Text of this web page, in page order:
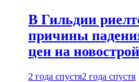
В Гильдии
причины
цен на
2 года спустя2 года спустя